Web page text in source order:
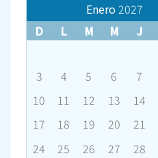
Enero2027
D
L M M J
3
4 5 6 7
10
11 12 13 14
17
18 19 20 21
24
25 26 27 28